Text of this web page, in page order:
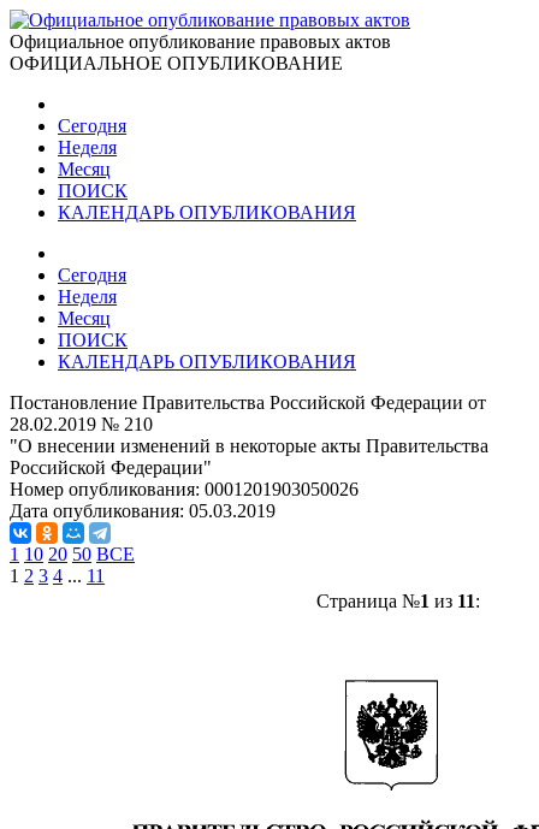
Официальное опубликование правовых актов
ОФИЦИАЛЬНОЕ ОПУБЛИКОВАНИЕ
Сегодня
Неделя
Месяц
ПОИСК
КАЛЕНДАРЬ ОПУБЛИКОВАНИЯ
Сегодня
Неделя
Месяц
ПОИСК
КАЛЕНДАРЬ ОПУБЛИКОВАНИЯ
Постановление Правительства Российской Федерации от
28.02.2019 № 210
"О внесении изменений в некоторые акты Правительства
Российской Федерации"
Номер опубликования: 0001201903050026
Дата опубликования: 05.03.2019
1 10 20 50 ВСЕ
1 2 3 4 ... 11
Страница №1 из 11: